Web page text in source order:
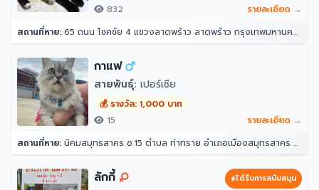
832
รายละเอียด →
สถานที่หาย: 65 ถนน โชคชัย 4 แขวงลาดพร้าว ลาดพร้าว กรุงเทพมหานคร 10230
กาแฟ
สายพันธุ์: เปอร์เซีย
💰 รางวัล: 1,000 บาท
15
รายละเอียด →
สถานที่หาย: นิคมสมุทรสาคร ซ.15 ตำบล ท่าทราย อำเภอเมืองสมุทรสาคร สมุทรสาคร 74000
ลักกี้ ได้รับการสนับสนุน